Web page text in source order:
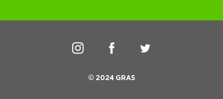
© 2024 GRAS